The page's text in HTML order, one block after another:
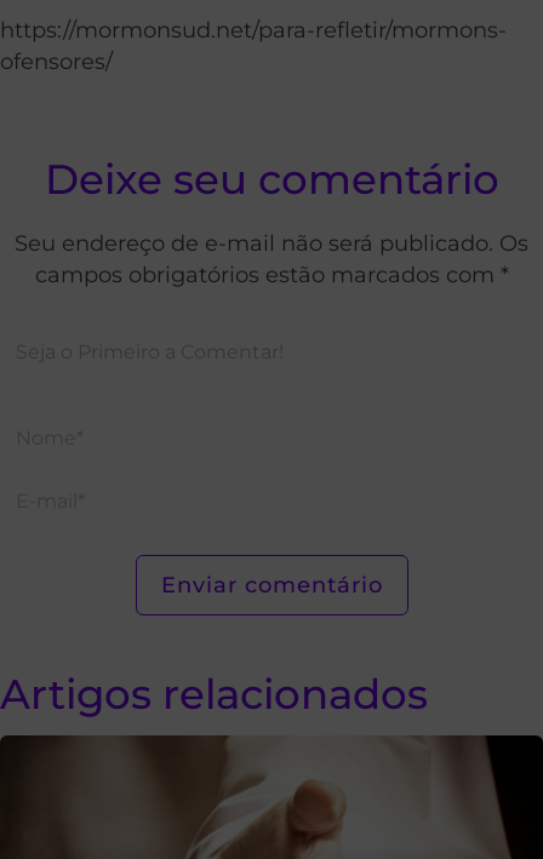
https://mormonsud.net/para-refletir/mormons-
ofensores/
Deixe seu comentário
Seu endereço de e-mail não será publicado. Os
campos obrigatórios estão marcados com *
Artigos relacionados